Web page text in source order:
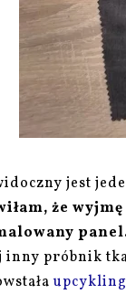
jest
że
inny próbnik